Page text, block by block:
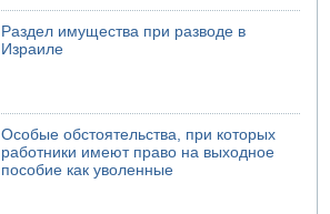
Раздел имущества при разводе в
Израиле
Особые обстоятельства, при которых
работники имеют право на выходное
пособие как уволенные